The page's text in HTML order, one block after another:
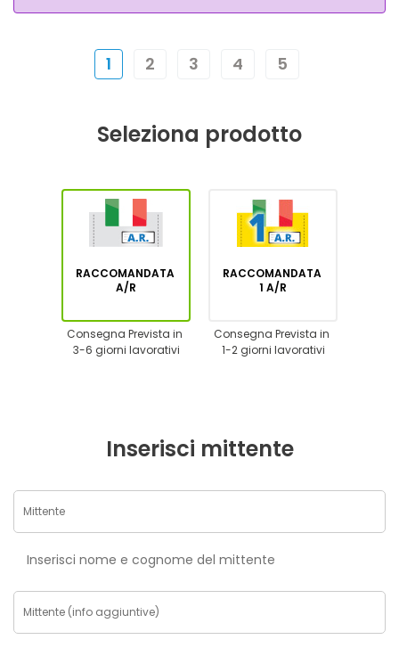
1 2 3 4 5
Seleziona prodotto
RACCOMANDATA
A/R
Consegna Prevista in
3-6 giorni lavorativi
RACCOMANDATA
1 A/R
Consegna Prevista in
1-2 giorni lavorativi
Inserisci mittente
Inserisci nome e cognome del mittente